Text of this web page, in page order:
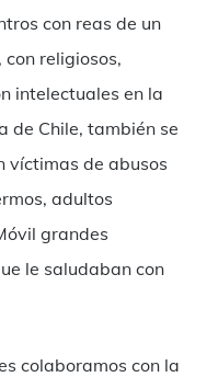
con reas de un
religiosos,
intelectuales en la
de Chile, también se
víctimas de abusos
adultos
grandes
le saludaban con
colaboramos con la